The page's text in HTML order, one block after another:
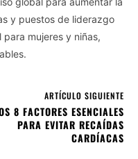
y puestos de liderazgo
mujeres y niñas,
ARTÍCULO SIGUIENTE
8 FACTORES ESENCIALES
PARA EVITAR RECAÍDAS
CARDÍACAS